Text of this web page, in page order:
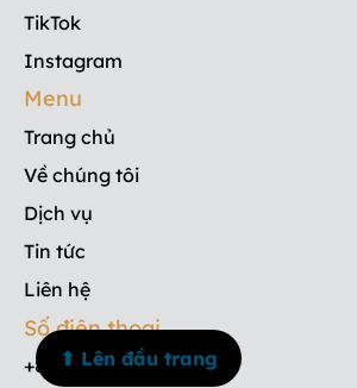
TikTok
Instagram
Menu
Trang chủ
Về chúng tôi
Dịch vụ
Tin tức
Liên hệ
Số điện thoại
+84 908 835 533
⬆ Lên đầu trang